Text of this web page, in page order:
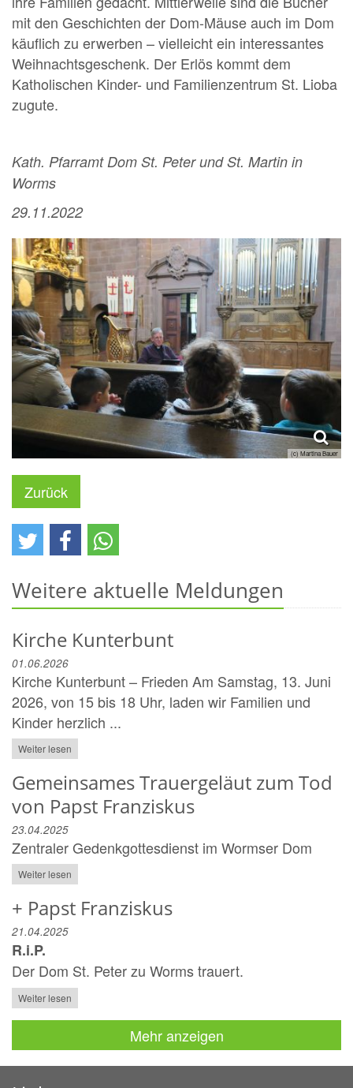
mit den Geschichten der Dom-Mäuse auch im Dom
käuflich zu erwerben – vielleicht ein interessantes
Weihnachtsgeschenk. Der Erlös kommt dem
Katholischen Kinder- und Familienzentrum St. Lioba
zugute.
Kath. Pfarramt Dom St. Peter und St. Martin in
Worms
29.11.2022
(c) Martina Bauer
Zurück
Weitere aktuelle Meldungen
Kirche Kunterbunt
01.06.2026
Kirche Kunterbunt – Frieden Am Samstag, 13. Juni
2026, von 15 bis 18 Uhr, laden wir Familien und
Kinder herzlich ...
Weiter lesen
Gemeinsames Trauergeläut zum Tod
von Papst Franziskus
23.04.2025
Zentraler Gedenkgottesdienst im Wormser Dom
Weiter lesen
+ Papst Franziskus
21.04.2025
R.i.P.
Der Dom St. Peter zu Worms trauert.
Weiter lesen
Mehr anzeigen